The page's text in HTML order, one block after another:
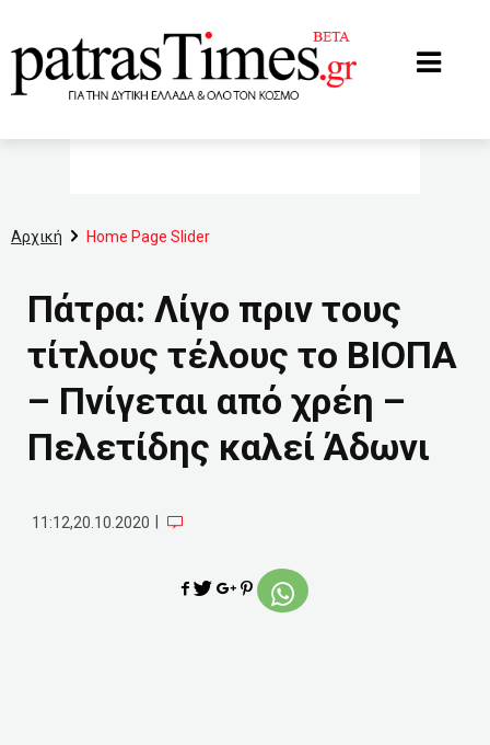
Αρχική Home Page Slider
Πάτρα: Λίγο πριν τους
τίτλους τέλους το ΒΙΟΠΑ
– Πνίγεται από χρέη –
Πελετίδης καλεί Άδωνι
11:12,20.10.2020